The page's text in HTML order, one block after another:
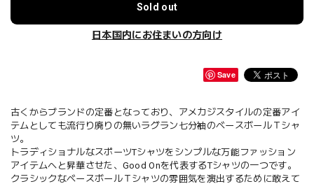
Sold out
日本国内にお住まいの方向け
Save
古くからブランドの定番となっており、アメカジスタイルの定番アイ
テムとしても流行り廃りの無いラグラン七分袖のベースボールＴシャ
ツ。
トラディショナルなスポーツTシャツをシンプルな万能ファッション
アイテムへと昇華させた、Good Onを代表するTシャツの一つです。
クラシックなベースボールＴシャツの雰囲気を演出するために敢えて